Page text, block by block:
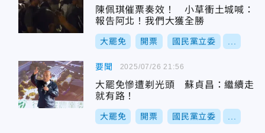
陳佩琪催票奏效！ 小草衝土城喊：
報告阿北！我們大獲全勝
大罷免 開票 國民黨立委
要聞
大罷免慘遭剃光頭 蘇貞昌：繼續走
就有路！
大罷免 開票 國民黨立委
2025/07/26 21:56